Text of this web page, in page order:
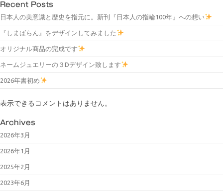
Recent Posts
日本人の美意識と歴史を指元に。新刊『日本人の指輪100年』への想い
『しまばらん』をデザインしてみました
オリジナル商品の完成です
ネームジュエリーの３Dデザイン致します
2026年書初め
表示できるコメントはありません。
Archives
2026年3月
2026年1月
2025年2月
2023年6月